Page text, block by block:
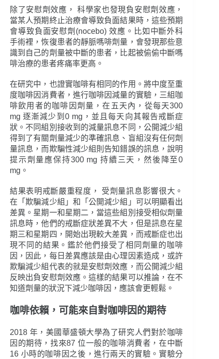
除了安慰劑效應， 科學家也發現負安慰劑效應，
當某人預期終止治療會導致負面結果時，這些預期
會導致負面安慰劑(nocebo) 效應。比如中斷外科
手術裡，恢復患者的靜脈嗎啡劑量，會發現那些意
識到自己的劑量被中斷的患者，比起被偷偷中斷嗎
啡治療的患者疼痛率更高。
在研究中，也證實咖啡有相同的作用。將中度至重
度咖啡因消費者，進行咖啡因減量的實驗，三組咖
啡飲用者的咖啡因劑量，在五天內，從每天300
mg 逐漸減少到0 mg，並且每天向其報告戒斷症
狀。不同組別接收到的減量訊息不同，公開減少組
得到了有關劑量減少的準確訊息、盲組沒有任何劑
量訊息，而欺騙性減少組則告知錯誤的訊息，說明
提示劑量應保持300 mg 持續三天，然後降至0
mg。
結果表明戒斷嚴重程度， 受劑量訊息影響很大。
在「欺騙減少組」和「公開減少組」可以明顯看出
差異。星期一和星期二，當這些組別接受相似劑量
訊息時，他們的戒斷症狀差異不大，但是訊息在星
期三和星期四，開始出現較大差異，而戒斷症也出
現不同的結果。鑑於他們接受了相同劑量的咖啡
因，因此，每日差異應該是由心理因素造成，或許
欺騙減少組代表的就是安慰劑效應，而公開減少組
反映出負安慰劑效應。這樣的結果可以推論，在不
知道劑量的狀況下減少咖啡因，應該會更輕鬆。
咖啡依賴，可能來自對咖啡因的期待
2018 年，美國華盛頓大學為了研究人們對於咖啡
因的期待，找來87 位一般的咖啡消費者，在中斷
16 小時的咖啡因之後，進行兩天的實驗。實驗分